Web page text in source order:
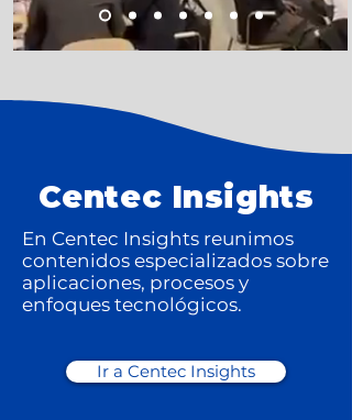
Centec Insights
En Centec Insights reunimos
contenidos especializados sobre
aplicaciones, procesos y
enfoques tecnológicos.
Ir a Centec Insights